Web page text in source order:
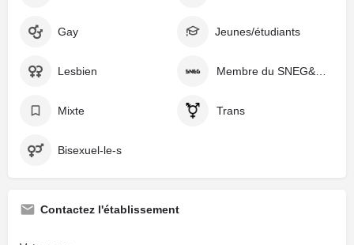
Gay Jeunes/étudiants
Lesbien
Mixte Trans
Bisexuel-le-s
Contactez l'établissement